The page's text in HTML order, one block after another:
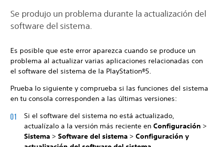
Se produjo un problema durante la actualización del
software del sistema.
Es posible que este error aparezca cuando se produce un
problema al actualizar varias aplicaciones relacionadas con
el software del sistema de la PlayStation®5.
Prueba lo siguiente y comprueba si las funciones del sistema
en tu consola corresponden a las últimas versiones:
Si el software del sistema no está actualizado,
actualízalo a la versión más reciente en Configuración >
Sistema > Software del sistema > Configuración y